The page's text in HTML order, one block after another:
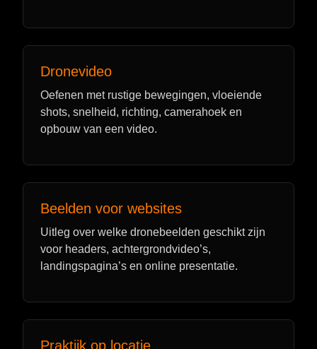
Dronevideo
Oefenen met rustige bewegingen, vloeiende
shots, snelheid, richting, camerahoek en
opbouw van een video.
Beelden voor websites
Uitleg over welke dronebeelden geschikt zijn
voor headers, achtergrondvideo’s,
landingspagina’s en online presentatie.
Praktijk op locatie